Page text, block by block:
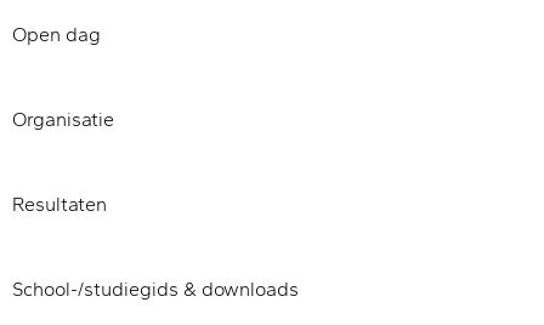
Open dag
Organisatie
Resultaten
School-/studiegids & downloads